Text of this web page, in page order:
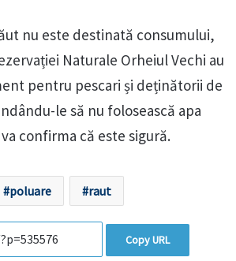
nu este destinată consumului,
Naturale Orheiul Vechi au
pentru pescari și deținătorii de
le să nu folosească apa
confirma că este sigură.
poluare raut
Copy URL